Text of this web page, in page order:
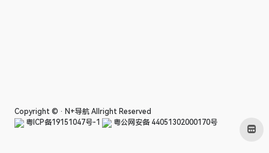
Copyright © · N+导航 Allright Reserved
粤ICP备19151047号-1
粤公网安备 44051302000170号